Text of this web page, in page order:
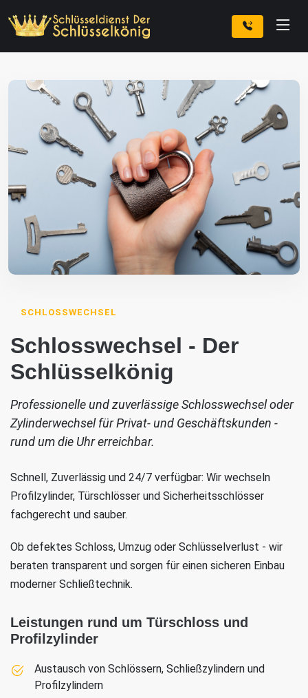
SCHLOSSWECHSEL
Schlosswechsel - Der
Schlüsselkönig
Professionelle und zuverlässige Schlosswechsel oder
Zylinderwechsel für Privat- und Geschäftskunden -
rund um die Uhr erreichbar.
Schnell, Zuverlässig und 24/7 verfügbar: Wir wechseln
Profilzylinder, Türschlösser und Sicherheitsschlösser
fachgerecht und sauber.
Ob defektes Schloss, Umzug oder Schlüsselverlust - wir
beraten transparent und sorgen für einen sicheren Einbau
moderner Schließtechnik.
Leistungen rund um Türschloss und
Profilzylinder
Austausch von Schlössern, Schließzylindern und
Profilzylindern